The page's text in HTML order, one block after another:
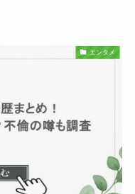
エンタメ